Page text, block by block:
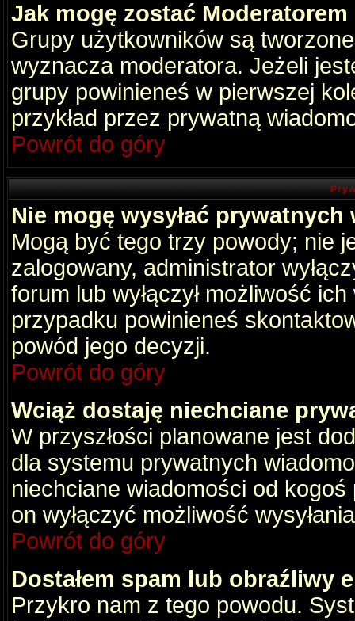
Jak mogę zostać
Grupy użytkowników są
wyznacza moderatora. Jeżeli
grupy powinieneś w pierwszej
przykład przez prywatną
Powrót do góry
Nie mogę wysyłać
Mogą być tego trzy powody; nie
zalogowany, administrator
forum lub wyłączył możliwość
przypadku powinieneś
powód jego decyzji.
Powrót do góry
Wciąż dostaję niechciane
W przyszłości planowane jest
dla systemu prywatnych
niechciane wiadomości od
on wyłączyć możliwość
Powrót do góry
Dostałem spam lub obraźliwy
Przykro nam z tego powodu.